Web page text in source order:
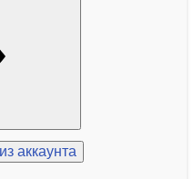
аккаунта